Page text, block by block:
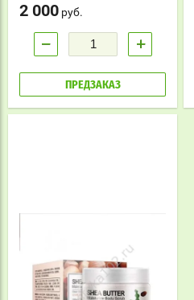
2 000 руб.
− +
ПРЕДЗАКАЗ